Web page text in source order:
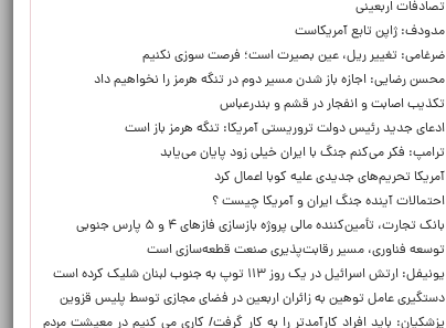
تصادفات اربعینی
مدودف: ژاپن تابع آمریکاست
ضرغامی: تغییر ریل، عین بصیرت است؛ فرصت سوزی نکنیم
محسن رضایی: اجازه باز شدن مسیر دوم در تنگه هرمز را نخواهیم داد
تکذیب اصابت و انفجار در قشم و بندرعباس
ادعای جدید رئیس دولت تروریستی آمریکا: تنگه هرمز باز است
ترامپ: فکر می‌کنم جنگ با ایران خیلی زود پایان می‌یابد
آمریکا تحریم‌های جدیدی علیه کوبا اعمال کرد
احتمالات آینده جنگ ایران و آمریکا چیست ؟
بانک تجارت، تأمین‌کننده مالی پروژه بازسازی فازهای ۴ و ۵ پارس جنوبی
توسعه فناوری، مسیر رقابت‌پذیری صنعت قطعه‌سازی است
یونیفل: ارتش اسرائیل در یک روز ۱۱۳ توپ به جنوب لبنان شلیک کرده است
دستگیری عامل توهین به زائران اربعین در فضای مجازی توسط پلیس قزوین
پزشکیان: باید افراد کارآمدتر را به کار گرفت/ کاری می کنیم در معیشت مردم